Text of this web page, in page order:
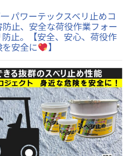
パワーテックスベリ止めコ
止、安全な荷役作業フォー
止。【安全、安心、荷役作
安全に
】